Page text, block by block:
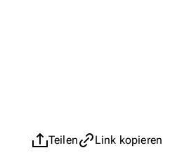
Teilen Link kopieren